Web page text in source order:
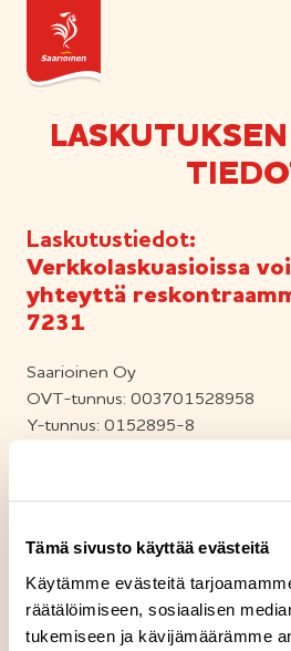
Tämä sivusto käyttää evästeitä
Käytämme evästeitä
räätälöimiseen, sosiaalisen
tukemiseen ja kävijämäärämme
Hyppää
sisältöön
Laskutustiedot:
Verkkolaskuasioissa
yhteyttä
7231
Saarioinen Oy
OVT-tunnus: 003701528958
Y-tunnus: 0152895-8
OVT-tunnus: 003729485857
Saarioisten Makumestarit Oy
OVT-tunnus: 003735533747
Y-tunnus: 3553374-7